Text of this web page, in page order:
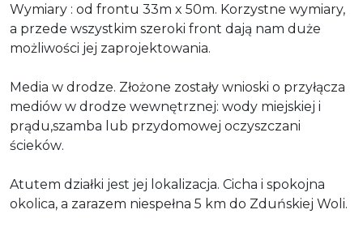
Wymiary : od frontu 33m x 50m. Korzystne wymiary,
a przede wszystkim szeroki front dają nam duże
możliwości jej zaprojektowania.
Media w drodze. Złożone zostały wnioski o przyłącza
mediów w drodze wewnętrznej: wody miejskiej i
prądu,szamba lub przydomowej oczyszczani
ścieków.
Atutem działki jest jej lokalizacja. Cicha i spokojna
okolica, a zarazem niespełna 5 km do Zduńskiej Woli.